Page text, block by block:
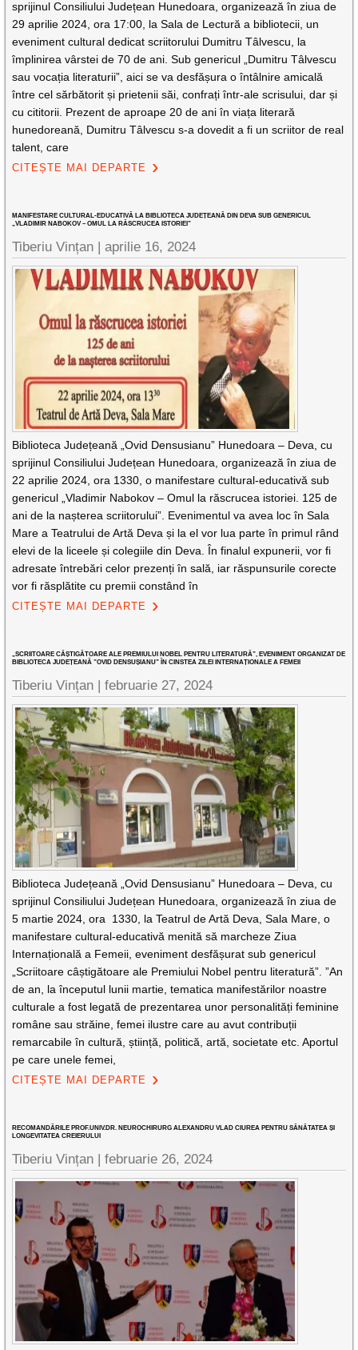
sprijinul Consiliului Județean Hunedoara, organizează în ziua de
29 aprilie 2024, ora 17:00, la Sala de Lectură a bibliotecii, un
eveniment cultural dedicat scriitorului Dumitru Tâlvescu, la
împlinirea vârstei de 70 de ani. Sub genericul „Dumitru Tâlvescu
sau vocația literaturii”, aici se va desfășura o întâlnire amicală
între cel sărbătorit și prietenii săi, confrați într-ale scrisului, dar și
cu cititorii. Prezent de aproape 20 de ani în viața literară
hunedoreană, Dumitru Tâlvescu s-a dovedit a fi un scriitor de real
talent, care
CITEȘTE MAI DEPARTE
MANIFESTARE CULTURAL-EDUCATIVĂ LA BIBLIOTECA JUDEȚEANĂ DIN DEVA SUB GENERICUL
„VLADIMIR NABOKOV – OMUL LA RĂSCRUCEA ISTORIEI”
Tiberiu Vințan |aprilie 16, 2024
Biblioteca Județeană „Ovid Densusianu” Hunedoara – Deva, cu
sprijinul Consiliului Județean Hunedoara, organizează în ziua de
22 aprilie 2024, ora 1330, o manifestare cultural-educativă sub
genericul „Vladimir Nabokov – Omul la răscrucea istoriei. 125 de
ani de la nașterea scriitorului”. Evenimentul va avea loc în Sala
Mare a Teatrului de Artă Deva și la el vor lua parte în primul rând
elevi de la liceele și colegiile din Deva. În finalul expunerii, vor fi
adresate întrebări celor prezenți în sală, iar răspunsurile corecte
vor fi răsplătite cu premii constând în
CITEȘTE MAI DEPARTE
„SCRIITOARE CÂȘTIGĂTOARE ALE PREMIULUI NOBEL PENTRU LITERATURĂ”, EVENIMENT ORGANIZAT DE
BIBLIOTECA JUDEȚEANĂ ”OVID DENSUȘIANU” ÎN CINSTEA ZILEI INTERNAȚIONALE A FEMEII
Tiberiu Vințan |februarie 27, 2024
Biblioteca Județeană „Ovid Densusianu” Hunedoara – Deva, cu
sprijinul Consiliului Județean Hunedoara, organizează în ziua de
5 martie 2024, ora 1330, la Teatrul de Artă Deva, Sala Mare, o
manifestare cultural-educativă menită să marcheze Ziua
Internațională a Femeii, eveniment desfășurat sub genericul
„Scriitoare câștigătoare ale Premiului Nobel pentru literatură”. ”An
de an, la începutul lunii martie, tematica manifestărilor noastre
culturale a fost legată de prezentarea unor personalități feminine
române sau străine, femei ilustre care au avut contribuții
remarcabile în cultură, știință, politică, artă, societate etc. Aportul
pe care unele femei,
CITEȘTE MAI DEPARTE
RECOMANDĂRILE PROF.UNIV.DR. NEUROCHIRURG ALEXANDRU VLAD CIUREA PENTRU SĂNĂTATEA ȘI
LONGEVITATEA CREIERULUI
Tiberiu Vințan |februarie 26, 2024